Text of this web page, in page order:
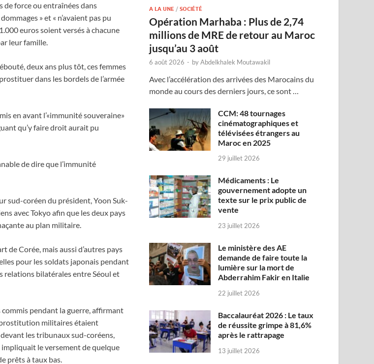
de force ou entraînées dans
» et « n’avaient pas pu
euros soient versés à chacune
leur famille.
deux ans plus tôt, ces femmes
dans les bordels de l’armée
en avant l’«immunité souveraine»
qu’y faire droit aurait pu
de dire que l’immunité
sud-coréen du président, Yoon Suk-
avec Tokyo afin que les deux pays
au plan militaire.
de Corée, mais aussi d’autres pays
pour les soldats japonais pendant
relations bilatérales entre Séoul et
pendant la guerre, affirmant
prostitution militaires étaient
les tribunaux sud-coréens,
le versement de quelque
prêts à taux bas.
A LA UNE /SOCIÉTÉ
Opération Marhaba : Plus de 2,74
millions de MRE de retour au Maroc
jusqu’au 3 août
6 août 2026 - byAbdelkhalek Moutawakil
Avec l’accélération des arrivées des Marocains du
monde au cours des derniers jours, ce sont …
CCM: 48 tournages
cinématographiques et
télévisées étrangers au
Maroc en 2025
29 juillet 2026
Médicaments : Le
gouvernement adopte un
texte sur le prix public de
vente
23 juillet 2026
Le ministère des AE
demande de faire toute la
lumière sur la mort de
Abderrahim Fakir en Italie
22 juillet 2026
Baccalauréat 2026 : Le taux
de réussite grimpe à 81,6%
après le rattrapage
13 juillet 2026